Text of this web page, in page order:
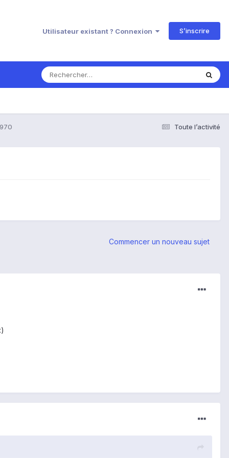
Utilisateur existant ? Connexion S’inscrire
Toute l’activité
Commencer un nouveau sujet